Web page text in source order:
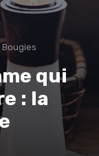
qui
: la